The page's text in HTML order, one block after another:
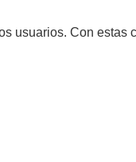
usuarios. Con